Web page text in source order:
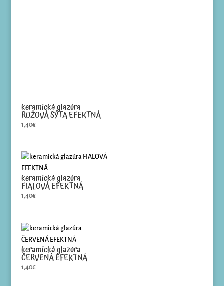
keramická glazúra
RUŽOVÁ SÝTA EFEKTNÁ
1,40€
keramická glazúra
FIALOVÁ EFEKTNÁ
1,40€
keramická glazúra
ČERVENÁ EFEKTNÁ
1,40€